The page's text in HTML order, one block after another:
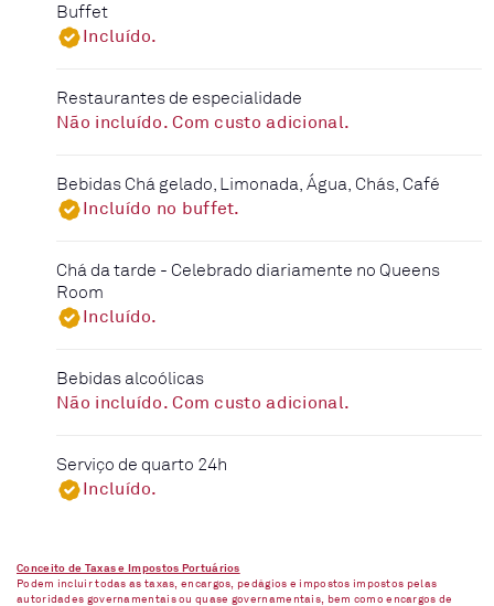
Buffet
Incluído.
Restaurantes de especialidade
Não incluído. Com custo adicional.
Bebidas Chá gelado, Limonada, Água, Chás, Café
Incluído no buffet.
Chá da tarde - Celebrado diariamente no Queens
Room
Incluído.
Bebidas alcoólicas
Não incluído. Com custo adicional.
Serviço de quarto 24h
Incluído.
Conceito de Taxas e Impostos Portuários
Podem incluir todas as taxas, encargos, pedágios e impostos impostos pelas
autoridades governamentais ou quase governamentais, bem como encargos de